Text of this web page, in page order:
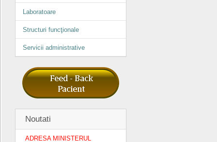
Laboratoare
Structuri funcţionale
Servicii administrative
Noutati
ADRESA MINISTERUL